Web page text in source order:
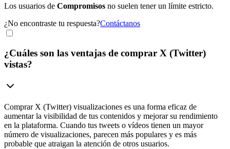
Los usuarios de Compromisos no suelen tener un límite estricto.
¿No encontraste tu respuesta?Contáctanos
¿Cuáles son las ventajas de comprar X (Twitter)
vistas?
Comprar X (Twitter) visualizaciones es una forma eficaz de
aumentar la visibilidad de tus contenidos y mejorar su rendimiento
en la plataforma. Cuando tus tweets o vídeos tienen un mayor
número de visualizaciones, parecen más populares y es más
probable que atraigan la atención de otros usuarios.